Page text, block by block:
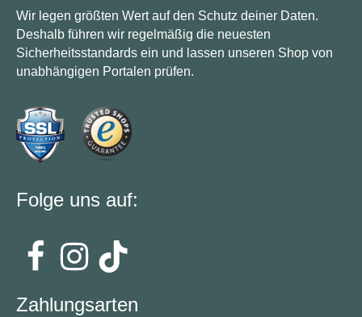
Wir legen größten Wert auf den Schutz deiner Daten.
Deshalb führen wir regelmäßig die neuesten
Sicherheitsstandards ein und lassen unseren Shop von
unabhängigen Portalen prüfen.
Folge uns auf:
Zahlungsarten